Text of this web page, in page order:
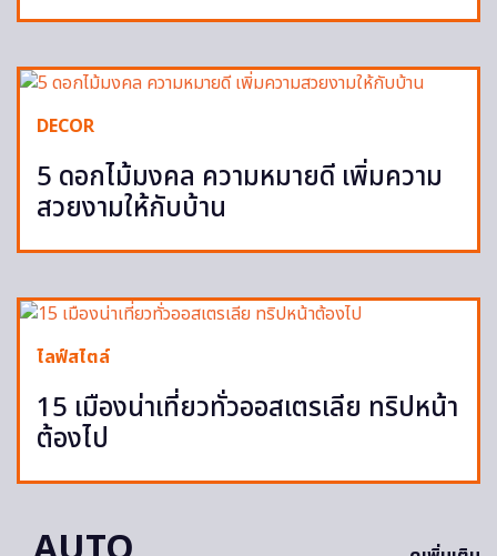
DECOR
5 ดอกไม้มงคล ความหมายดี เพิ่มความ
สวยงามให้กับบ้าน
ไลฟ์สไตล์
15 เมืองน่าเที่ยวทั่วออสเตรเลีย ทริปหน้า
ต้องไป